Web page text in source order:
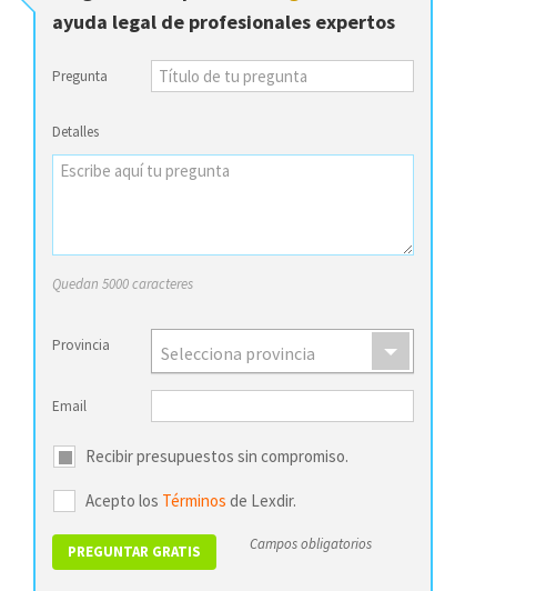
ayuda legal de profesionales expertos
Pregunta
Detalles
Quedan 5000 caracteres
Provincia Selecciona provincia
Email
Recibir presupuestos sin compromiso.
Acepto los Términos de Lexdir.
Campos obligatorios